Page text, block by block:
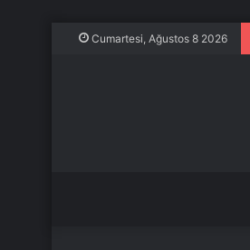
Cumartesi, Ağustos 8 2026